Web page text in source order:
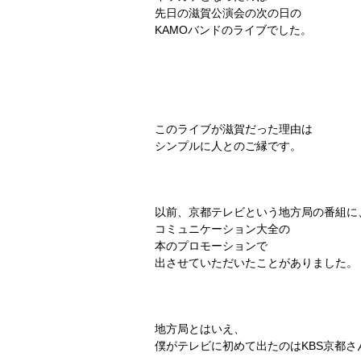
先日の滋賀公演会の次の日の
KAMOバンドのライブでした。
このライブが滋賀だった理由は
シンプルに人とのご縁です。
以前、京都テレビという地方局の番組に
コミュニケーション大全の
本のプロモーションで
出させていただいたことがありました。
地方局とはいえ、
僕がテレビに初めて出たのはKBS京都さ